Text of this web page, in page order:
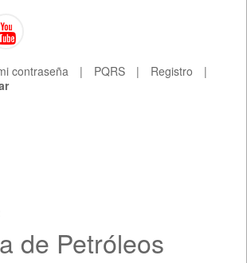
contraseña | PQRS | Registro
|
de Petróleos